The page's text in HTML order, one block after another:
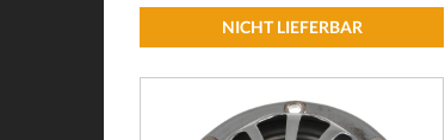
NICHT LIEFERBAR